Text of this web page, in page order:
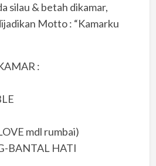
silau & betah dikamar,
Motto : “Kamarku
:
mdl rumbai)
BANTAL HATI